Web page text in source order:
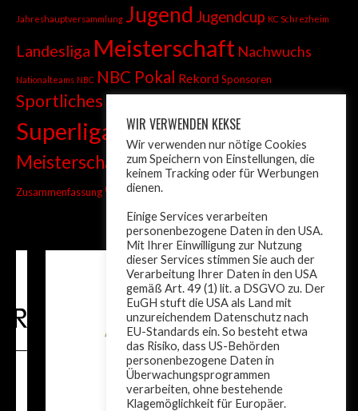
Jahreshauptversammlung Jugend Jugendcup KC Schrezheim
Landesliga Meisterschaft Nachwuchs
Nationalteams NBC NBC Pokal RekordSponsoren
SportlichesSprint
Superliga TandemTiroler Liga
Meisterschaft Trainer Turnier Weltcup wm
Zusammenfassung ÖM Österreich
WIR VERWENDEN KEKSE
Wir verwenden nur nötige Cookies
zum Speichern von Einstellungen, die
keinem Tracking oder für Werbungen
dienen.
Einige Services verarbeiten
personenbezogene Daten in den USA.
Mit Ihrer Einwilligung zur Nutzung
dieser Services stimmen Sie auch der
Verarbeitung Ihrer Daten in den USA
gemäß Art. 49 (1) lit. a DSGVO zu. Der
EuGH stuft die USA als Land mit
unzureichendem Datenschutz nach
EU-Standards ein. So besteht etwa
das Risiko, dass US-Behörden
personenbezogene Daten in
Überwachungsprogrammen
verarbeiten, ohne bestehende
Klagemöglichkeit für Europäer.